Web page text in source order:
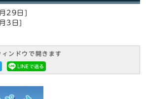
29日]
3日]
ンドウで開きます